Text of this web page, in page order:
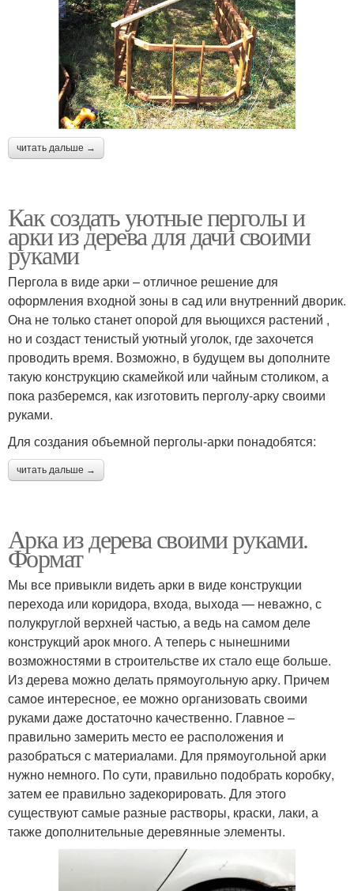
читать дальше →
Как создать уютные перголы и
арки из дерева для дачи своими
руками
Пергола в виде арки – отличное решение для
оформления входной зоны в сад или внутренний дворик.
Она не только станет опорой для вьющихся растений ,
но и создаст тенистый уютный уголок, где захочется
проводить время. Возможно, в будущем вы дополните
такую конструкцию скамейкой или чайным столиком, а
пока разберемся, как изготовить перголу-арку своими
руками.
Для создания объемной перголы-арки понадобятся:
читать дальше →
Арка из дерева своими руками.
Формат
Мы все привыкли видеть арки в виде конструкции
перехода или коридора, входа, выхода — неважно, с
полукруглой верхней частью, а ведь на самом деле
конструкций арок много. А теперь с нынешними
возможностями в строительстве их стало еще больше.
Из дерева можно делать прямоугольную арку. Причем
самое интересное, ее можно организовать своими
руками даже достаточно качественно. Главное –
правильно замерить место ее расположения и
разобраться с материалами. Для прямоугольной арки
нужно немного. По сути, правильно подобрать коробку,
затем ее правильно задекорировать. Для этого
существуют самые разные растворы, краски, лаки, а
также дополнительные деревянные элементы.